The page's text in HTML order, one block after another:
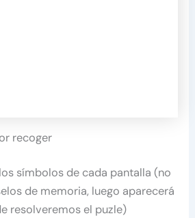
recoger
símbolos de cada pantalla (no
de memoria, luego aparecerá
resolveremos el puzle)